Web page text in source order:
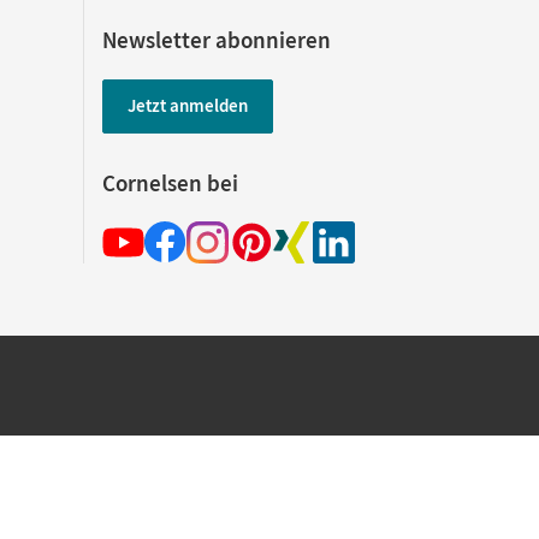
Newsletter abonnieren
Jetzt anmelden
Cornelsen bei
innerhalb Deutschlands